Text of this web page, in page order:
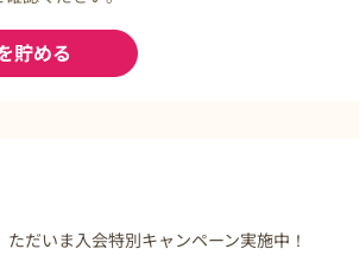
貯める
だいま入会特別キャンペーン実施中！